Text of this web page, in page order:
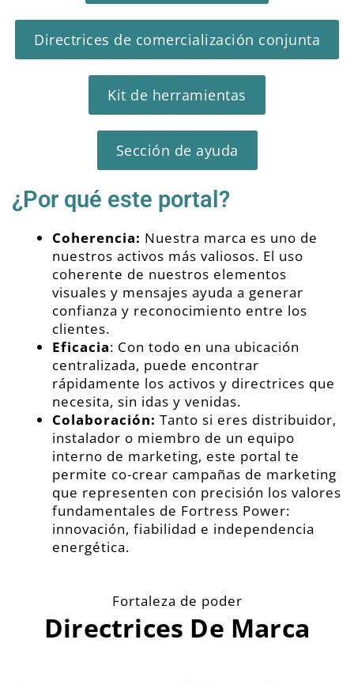
Directrices de comercialización conjunta
Kit de herramientas
Sección de ayuda
¿Por qué este portal?
Coherencia: Nuestra marca es uno de
nuestros activos más valiosos. El uso
coherente de nuestros elementos
visuales y mensajes ayuda a generar
confianza y reconocimiento entre los
clientes.
Eficacia: Con todo en una ubicación
centralizada, puede encontrar
rápidamente los activos y directrices que
necesita, sin idas y venidas.
Colaboración: Tanto si eres distribuidor,
instalador o miembro de un equipo
interno de marketing, este portal te
permite co-crear campañas de marketing
que representen con precisión los valores
fundamentales de Fortress Power:
innovación, fiabilidad e independencia
energética.
Fortaleza de poder
Directrices De Marca